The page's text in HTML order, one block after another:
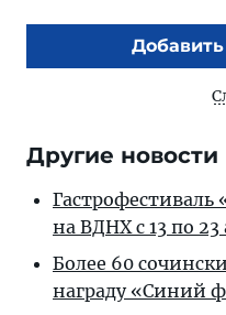
Другие новости
Гастрофестиваль
на ВДНХ с 13 по 23
Более 60
награду «Синий